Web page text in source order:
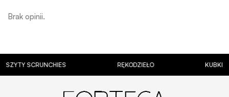
Brak opinii.
SCRUNCHIES RĘKODZIEŁO KUBKI Z